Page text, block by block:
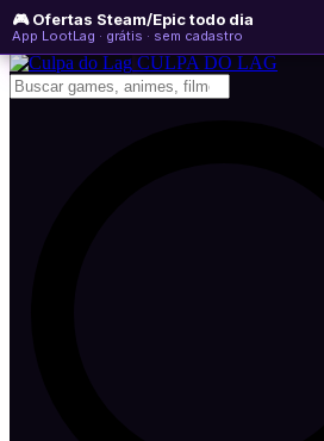
🎮 Ofertas Steam/Epic todo dia
App LootLag · grátis · sem cadastro
domingo, 09 de agosto de 2026 WhatsApp
Newsletter
CULPA DO LAG